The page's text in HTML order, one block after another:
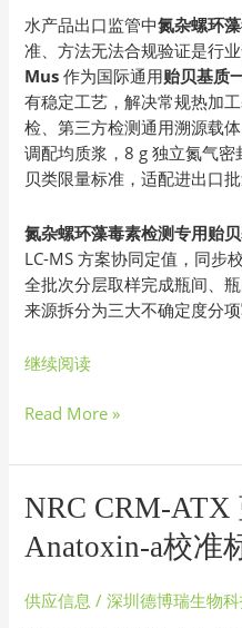
水产品出口监管中氮杂螺环
准、方法无法合规验证是行业
Mus 作为国际通用贻贝基质
有稳定工艺，解决常规热加
检、第三方检测通用溯源载
调配均质浆，8 g 独立氮气
贝类限量标准，适配进出口
氮杂螺环藻毒素检测专用贻
LC-MS 方案协同定值，同步
全批次分层取样完成瓶间、
来源拆分为三大不确定度分
继续阅读
杂
螺
环
藻
毒
素
检
测
用
贻
贝
基
标
Read More »
NRC CRM-ATX
Anatoxin-a校准
供应信息 /深圳德博瑞生物
NRC
ATX
藻